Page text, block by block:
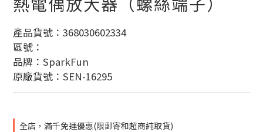
產品貨號：368030602334
區號：
品牌：SparkFun
原廠貨號：SEN-16295
全店，滿千免運優惠(限郵寄和超商純取貨)